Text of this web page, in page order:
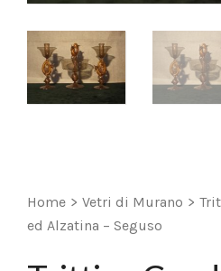
Home > Vetri di Murano >
ed Alzatina – Seguso